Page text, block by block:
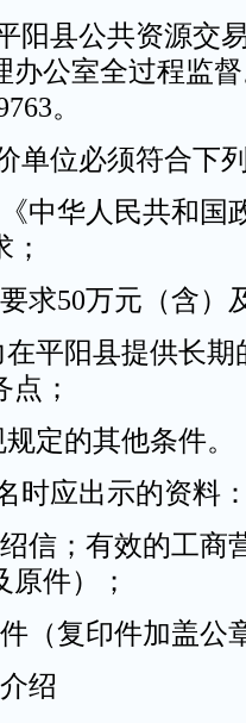
阳县公共资源交
办公室全过程监
。
单位必须符合下
中华人民共和国
求50万元（含）
平阳县提供长期
；
定的其他条件。
时应出示的资料
信；有效的工商
原件）；
（复印件加盖公
绍